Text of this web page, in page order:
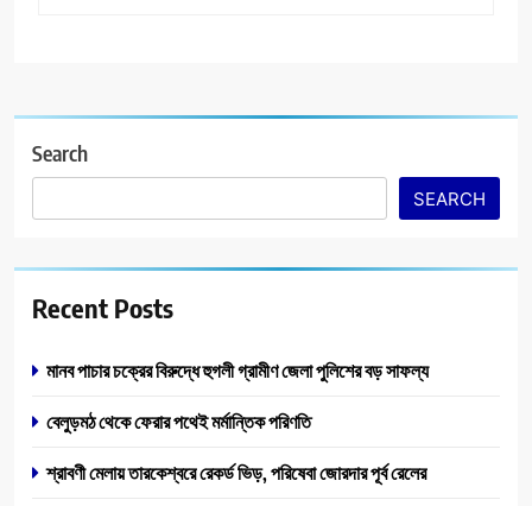
Search
SEARCH
Recent Posts
মানব পাচার চক্রের বিরুদ্ধে হুগলী গ্রামীণ জেলা পুলিশের বড় সাফল্য
বেলুড়মঠ থেকে ফেরার পথেই মর্মান্তিক পরিণতি
শ্রাবণী মেলায় তারকেশ্বরে রেকর্ড ভিড়, পরিষেবা জোরদার পূর্ব রেলের